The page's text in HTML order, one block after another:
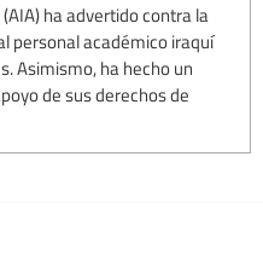
ha advertido contra la
personal académico iraquí
Asimismo, ha hecho un
de sus derechos de